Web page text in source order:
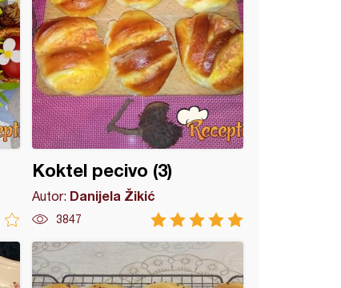
Koktel pecivo (3)
Autor: Danijela Žikić
3847